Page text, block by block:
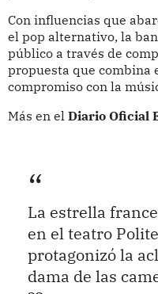
Con influencias que
el pop alternativo, la
público a través de
propuesta que combina
compromiso con la
Más en el Diario Oficial
La estrella
en el teatro
protagonizó la
dama de las